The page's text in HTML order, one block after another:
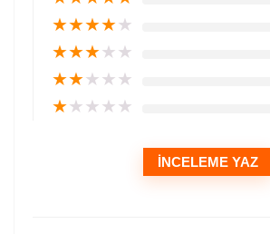
★★★★★
★★★★★
★★★★★
★★★★★
İNCELEME YAZ